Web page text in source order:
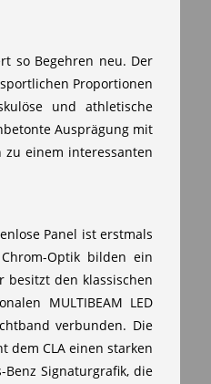
so Begehren neu. Der
Proportionen
und athletische
Ausprägung mit
einem interessanten
Panel ist erstmals
Optik bilden ein
besitzt den klassischen
MULTIBEAM LED
verbunden. Die
dem CLA einen starken
Signaturgrafik, die